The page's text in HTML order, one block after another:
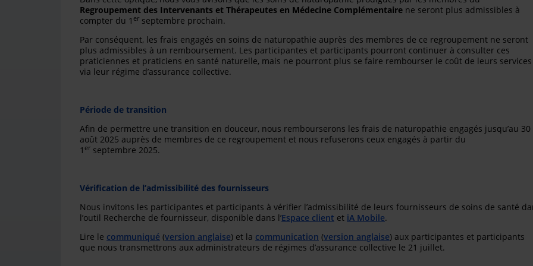
Regroupement des Intervenants et Thérapeutes en Médecine Complémentaire ne seront plus admissibles à
compter du 1 er septembre prochain.
Par conséquent, les frais engagés en soins de naturopathie auprès des membres de ce regroupement ne seront
plus admissibles à un remboursement. Les participantes et participants pourront continuer à consulter ces
praticiennes et praticiens en santé naturelle, mais ne pourront plus se faire rembourser le coût de leurs services
via leur régime d’assurance collective.
Période de transition
Afin de permettre une transition en douceur, nous rembourserons les frais de naturopathie engagés jusqu’au 30
août 2025 auprès de membres de ce regroupement et nous refuserons ceux engagés à partir du
1 er septembre 2025.
Vérification de l’admissibilité des fournisseurs
Nous invitons les participantes et participants à vérifier l’admissibilité de leurs fournisseurs de soins de santé
l’outil Recherche de fournisseur, disponible dans l’Espace client et iA Mobile.
Lire le communiqué (version anglaise) et la communication (version anglaise) aux participantes et participants
que nous transmettrons aux administrateurs de régimes d’assurance collective le 21 juillet.